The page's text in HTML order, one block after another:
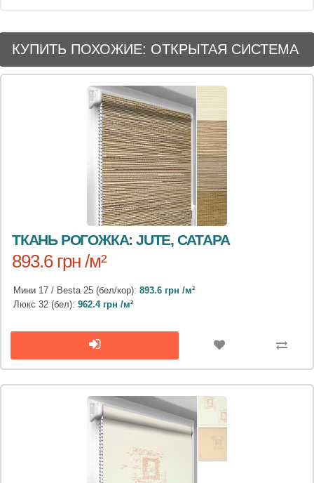
КУПИТЬ ПОХОЖИЕ: ОТКРЫТАЯ СИСТЕМА
ТКАНЬ РОГОЖКА: JUTE, САТАРА
893.6 грн /м²
Мини 17 / Besta 25 (бел/кор): 893.6 грн /м²
Люкс 32 (бел): 962.4 грн /м²